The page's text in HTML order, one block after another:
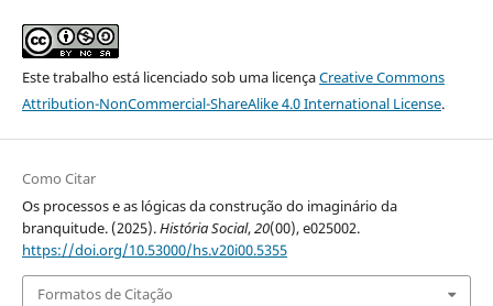
Este trabalho está licenciado sob uma licençaCreative Commons
Attribution-NonCommercial-ShareAlike 4.0 International License.
Como Citar
Os processos e as lógicas da construção do imaginário da
branquitude. (2025).História Social,20(00), e025002.
https://doi.org/10.53000/hs.v20i00.5355
Formatos de Citação